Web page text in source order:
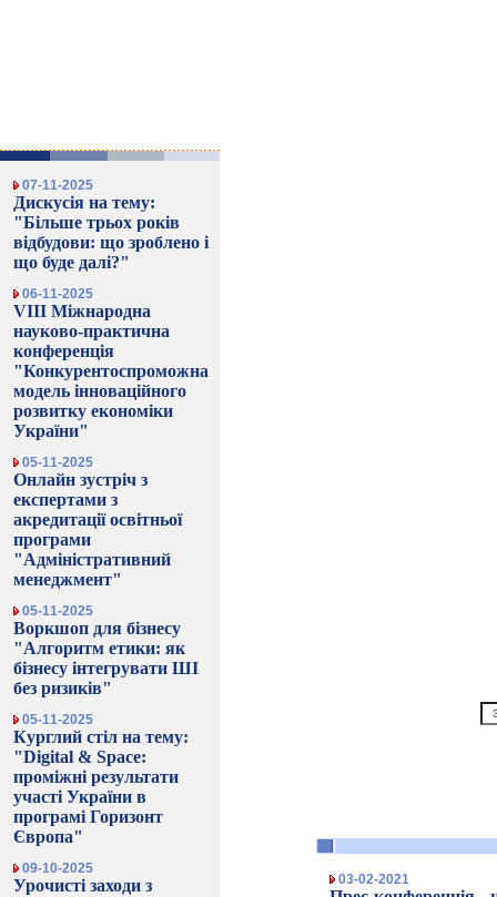
07-11-2025
Дискусія на тему:
"Більше трьох років
відбудови: що зроблено і
що буде далі?"
06-11-2025
VIII Міжнародна
науково-практична
конференція
"Конкурентоспроможна
модель інноваційного
розвитку економіки
України"
05-11-2025
Онлайн зустріч з
експертами з
акредитації освітньої
програми
"Адміністративний
менеджмент"
05-11-2025
Воркшоп для бізнесу
"Алгоритм етики: як
бізнесу інтегрувати ШІ
без ризиків"
05-11-2025
Курглий стіл на тему:
"Digital & Space:
проміжні результати
участі України в
програмі Горизонт
Європа"
09-10-2025
Урочисті заходи з
03-02-2021